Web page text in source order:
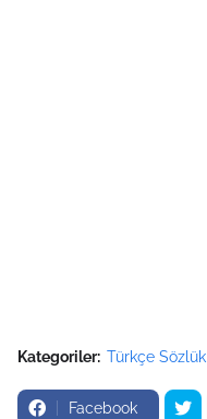
Kategoriler: Türkçe Sözlük
Facebook